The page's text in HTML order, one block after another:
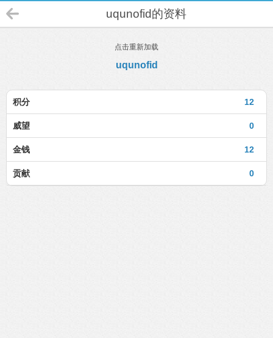
uqunofid的资料
点击重新加载
uqunofid
12
积分
0
威望
12
金钱
0
贡献